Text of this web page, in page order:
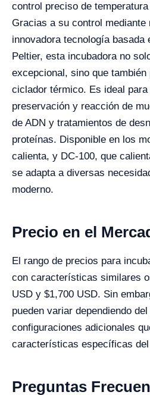
control preciso de
Gracias a su control mediante
innovadora tecnología basada
Peltier, esta incubadora no
excepcional, sino que
ciclador térmico. Es ideal
preservación y reacción de
de ADN y tratamientos de
proteínas. Disponible en los
calienta, y DC-100, que
se adapta a diversas
moderno.
Precio en el
El rango de precios para
con características similares
USD y $1,700 USD. Sin
pueden variar dependiendo
configuraciones adicionales
características específicas del
Preguntas